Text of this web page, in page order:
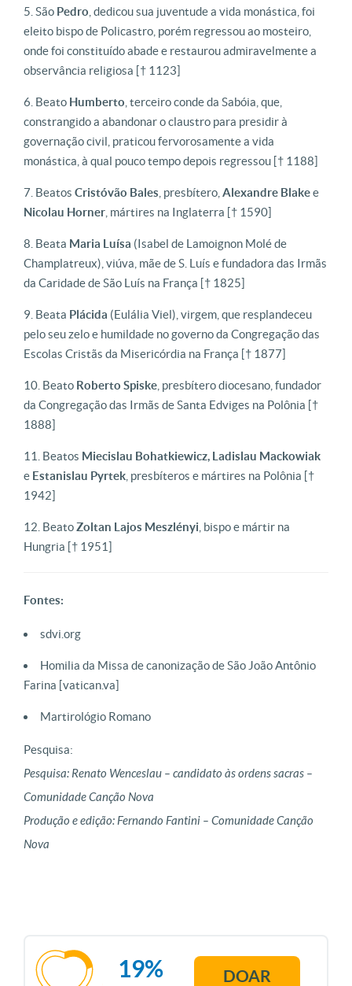
São Pedro , dedicou sua juventude a vida monástica, foi
eleito bispo de Policastro, porém regressou ao mosteiro,
onde foi constituído abade e restaurou admiravelmente a
observância religiosa [† 1123]
Beato Humberto , terceiro conde da Sabóia, que,
constrangido a abandonar o claustro para presidir à
governação civil, praticou fervorosamente a vida
monástica, à qual pouco tempo depois regressou [† 1188]
Beatos Cristóvão Bales , presbítero, Alexandre Blakee
Nicolau Horner , mártires na Inglaterra [† 1590]
Beata Maria Luísa (Isabel de Lamoignon Molé de
Champlatreux), viúva, mãe de S. Luís e fundadora das Irmãs
da Caridade de São Luís na França [† 1825]
Beata Plácida (Eulália Viel), virgem, que resplandeceu
pelo seu zelo e humildade no governo da Congregação das
Escolas Cristãs da Misericórdia na França [† 1877]
Beato Roberto Spiske , presbítero diocesano, fundador
da Congregação das Irmãs de Santa Edviges na Polônia [†
1888]
Beatos Miecislau Bohatkiewicz, Ladislau Mackowiak
e Estanislau Pyrtek , presbíteros e mártires na Polônia [†
1942]
BeatoZoltan Lajos Meszlényi , bispo e mártir na
Hungria [† 1951]
Fontes:
sdvi.org
Homilia da Missa de canonização de São João Antônio
Farina [vatican.va]
Martirológio Romano
Pesquisa:
Pesquisa: Renato Wenceslau – candidato às ordens sacras –
Comunidade Canção Nova
Produção e edição: Fernando Fantini – Comunidade Canção
Nova
19% DOAR